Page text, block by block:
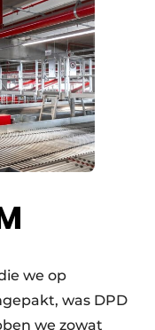
we op
was DPD
we zowat